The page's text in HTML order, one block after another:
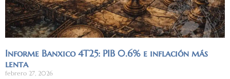
Informe Banxico 4T25: PIB 0.6% e inflación más
lenta
febrero 27, 2026